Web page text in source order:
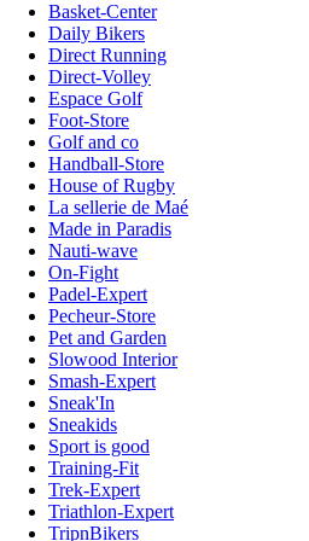
Basket-Center
Daily Bikers
Direct Running
Direct-Volley
Espace Golf
Foot-Store
Golf and co
Handball-Store
House of Rugby
La sellerie de Maé
Made in Paradis
Nauti-wave
On-Fight
Padel-Expert
Pecheur-Store
Pet and Garden
Slowood Interior
Smash-Expert
Sneak'In
Sneakids
Sport is good
Training-Fit
Trek-Expert
Triathlon-Expert
TripnBikers